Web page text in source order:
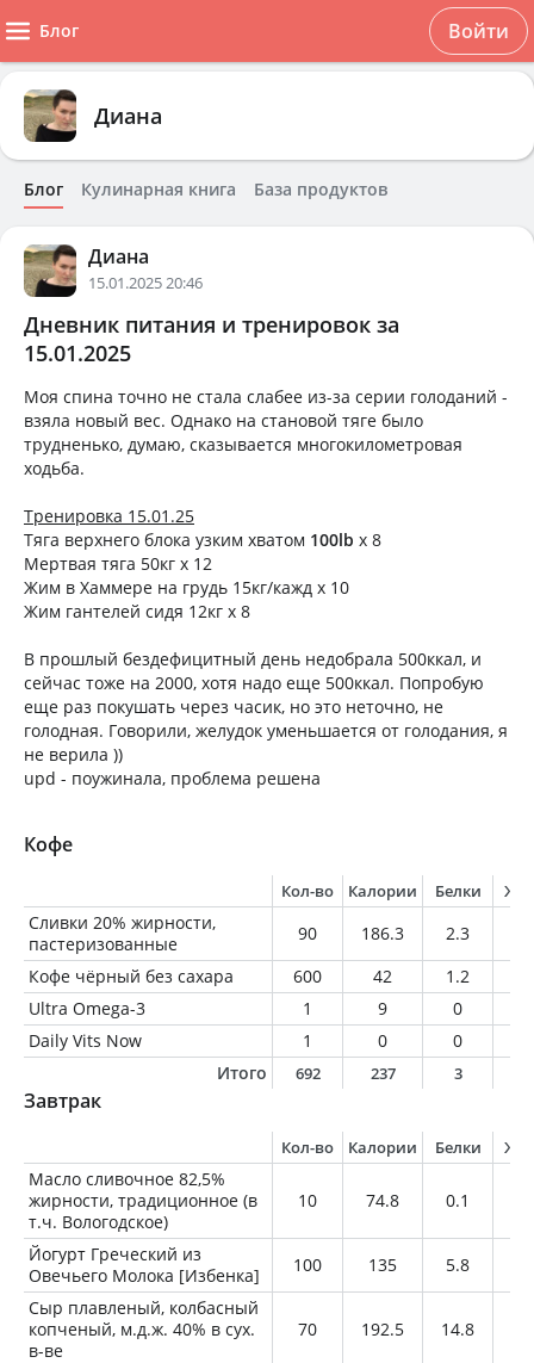
Блог Войти
Диана
Блог Кулинарная книга База продуктов
Диана
15.01.2025 20:46
Дневник питания и тренировок за
15.01.2025
Моя спина точно не стала слабее из-за серии голоданий -
взяла новый вес. Однако на становой тяге было
трудненько, думаю, сказывается многокилометровая
ходьба.
Тренировка 15.01.25
Тяга верхнего блока узким хватом 100lb х 8
Мертвая тяга 50кг х 12
Жим в Хаммере на грудь 15кг/кажд х 10
Жим гантелей сидя 12кг х 8
В прошлый бездефицитный день недобрала 500ккал, и
сейчас тоже на 2000, хотя надо еще 500ккал. Попробую
еще раз покушать через часик, но это неточно, не
голодная. Говорили, желудок уменьшается от голодания, я
не верила ))
upd - поужинала, проблема решена
Кофе
Кол-во Калории Белки
Сливки 20% жирности,
пастеризованные
90 186.3 2.3
Кофе чёрный без сахара
600 42 1.2
Ultra Omega-3
1 9 0
Daily Vits Now
1 0 0
Итого
692 237 3
Завтрак
Кол-во Калории Белки
Масло сливочное 82,5%
жирности, традиционное (в
т.ч. Вологодское)
10 74.8 0.1
Йогурт Греческий из
Овечьего Молока [Избенка]
100 135 5.8
Сыр плавленый, колбасный
копченый, м.д.ж. 40% в сух.
в-ве
70 192.5 14.8